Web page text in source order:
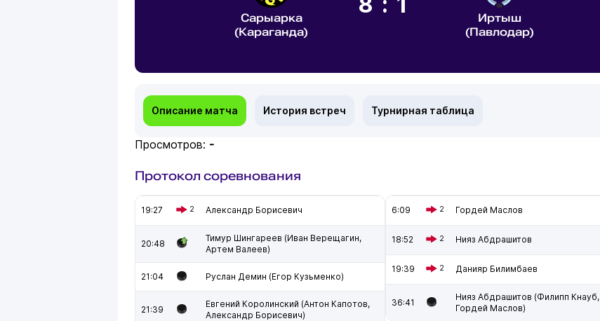
Сарыарка
(Караганда)
Иртыш
(Павлодар)
Описание матча История встреч Турнирная таблица
Просмотров: -
Протокол соревнования
19:27 2 Александр Борисевич
20:48
Тимур Шингареев (Иван Верещагин,
Артем Валеев)
21:04 Руслан Демин (Егор Кузьменко)
21:39
Евгений Королинский (Антон Капотов,
Александр Борисевич)
6:09 2 Гордей Маслов
18:52 2 Нияз Абдрашитов
19:39 2 Данияр Билимбаев
36:41
Нияз Абдрашитов (Филипп Кнауб,
Гордей Маслов)